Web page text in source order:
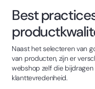
Best
Naast het selecteren van
van producten, zijn er
webshop zelf die
klanttevredenheid.